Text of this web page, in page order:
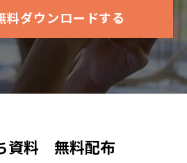
料ダウンロードする
資料　無料配布